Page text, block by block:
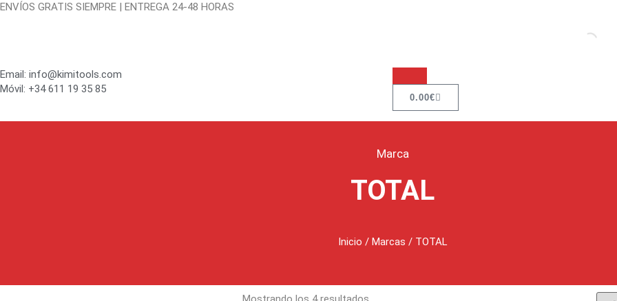
ENVÍOS GRATIS SIEMPRE | ENTREGA 24-48 HORAS
Email: info@kimitools.com
Móvil: +34 611 19 35 85
0.00€
Marca
TOTAL
Inicio / Marcas / TOTAL